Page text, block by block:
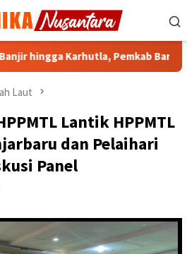
Karhutla, Pemkab Banjar Perkuat
Laut
Lantik HPPMTL
dan Pelaihari
Panel